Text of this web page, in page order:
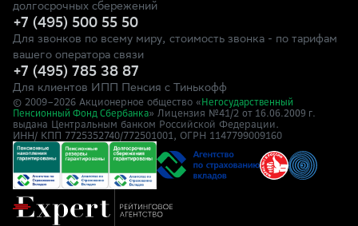
долгосрочных сбережений
+7 (495) 500 55 50
Для звонков по всему миру, стоимость звонка - по тарифам
вашего оператора связи
+7 (495) 785 38 87
Для клиентов ИПП Пенсия с Тинькофф
© 2009–2026 Акционерное общество « Негосударственный
Пенсионный Фонд Сбербанка» Лицензия №41/2 от 16.06.2009 г.
выдана Центральным банком Российской Федерации.
ИНН/ КПП 7725352740/772501001, ОГРН 1147799009160